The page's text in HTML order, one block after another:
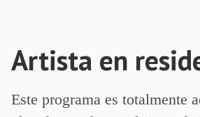
Artista en
Este programa es totalmente